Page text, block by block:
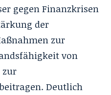
gegen Finanzkrisen
der
zur
von
Deutlich